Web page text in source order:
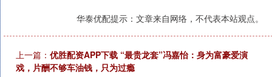
华泰优配提示：文章来自网络，不代表本站观点。
上一篇： 优胜配资APP下载 “最贵龙套”冯嘉怡：身为富豪爱演
戏，片酬不够车油钱，只为过瘾